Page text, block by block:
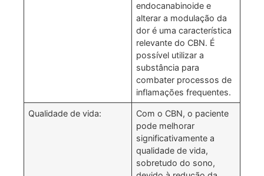
endocanabinoide e
alterar a modulação da
dor é uma característica
relevante do CBN. É
possível utilizar a
substância para
combater processos de
inflamações frequentes.
Qualidade de vida:
Com o CBN, o paciente
pode melhorar
significativamente a
qualidade de vida,
sobretudo do sono,